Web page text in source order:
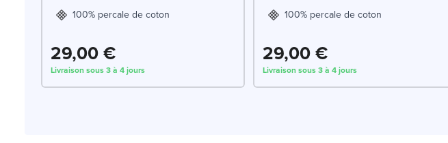
100% percale de coton
29,00 €
Livraison sous 3 à 4 jours
100% percale de coton
29,00 €
Livraison sous 3 à 4 jours